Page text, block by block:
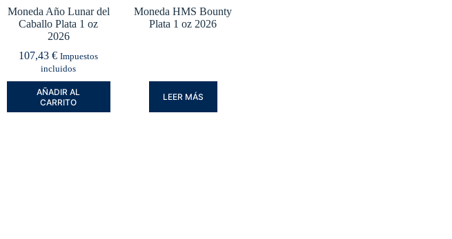
Moneda Año Lunar del
Caballo Plata 1 oz
2026
107,43€ Impuestos
incluidos
AÑADIR AL
CARRITO
Moneda HMS Bounty
Plata 1 oz 2026
LEER MÁS